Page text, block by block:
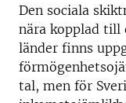
Den sociala
nära kopplad till
länder finns
tal, men för